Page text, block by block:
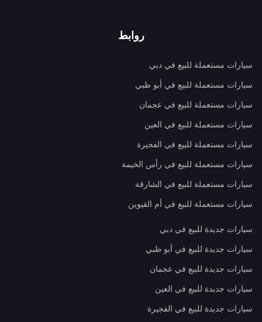
روابط
سيارات مستعملة للبيع في دبي
سيارات مستعملة للبيع في أبو ظبي
سيارات مستعملة للبيع في عجمان
سيارات مستعملة للبيع في العين
سيارات مستعملة للبيع في الفجيرة
سيارات مستعملة للبيع في رأس الخيمة
سيارات مستعملة للبيع في الشارقة
سيارات مستعملة للبيع في أم القيوين
سيارات جديدة للبيع في دبي
سيارات جديدة للبيع في أبو ظبي
سيارات جديدة للبيع في عجمان
سيارات جديدة للبيع في العين
سيارات جديدة للبيع في الفجيرة